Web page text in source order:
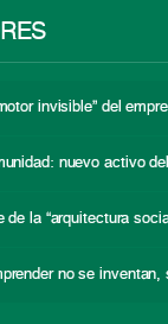
invisible” del
nuevo activo
de la “arquitectura
no se inventan,